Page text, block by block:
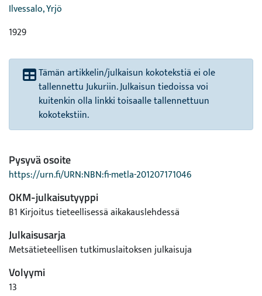
Ilvessalo, Yrjö
1929
Tämän artikkelin/julkaisun kokotekstiä ei ole
tallennettu Jukuriin. Julkaisun tiedoissa voi
kuitenkin olla linkki toisaalle tallennettuun
kokotekstiin.
Pysyvä osoite
https://urn.fi/URN:NBN:fi-metla-201207171046
OKM-julkaisutyyppi
B1 Kirjoitus tieteellisessä aikakauslehdessä
Julkaisusarja
Metsätieteellisen tutkimuslaitoksen julkaisuja
Volyymi
13